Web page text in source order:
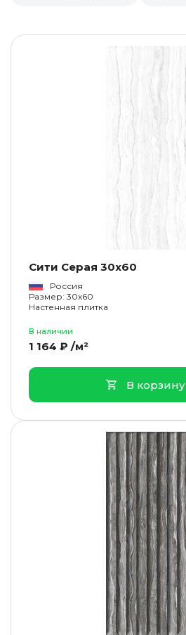
Сити Серая 30x60
Россия
Размер: 30x60
Настенная плитка
В наличии
1 164 ₽ /м²
В корзину